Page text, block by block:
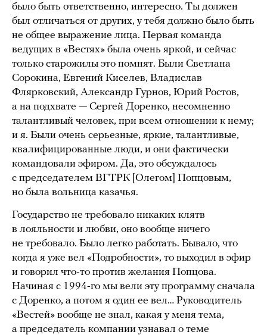
было быть ответственно, интересно. Ты должен
был отличаться от других, у тебя должно было быть
не общее выражение лица. Первая команда
ведущих в «Вестях» была очень яркой, и сейчас
только старожилы это помнят. Были Светлана
Сорокина, Евгений Киселев, Владислав
Флярковский, Александр Гурнов, Юрий Ростов,
а на подхвате — Сергей Доренко, несомненно
талантливый человек, при всем отношении к нему;
и я. Были очень серьезные, яркие, талантливые,
квалифицированные люди, и они фактически
командовали эфиром. Да, это обсуждалось
с председателем ВГТРК [Олегом] Попцовым,
но была вольница казачья.
Государство не требовало никаких клятв
в лояльности и любви, оно вообще ничего
не требовало. Было легко работать. Бывало, что
когда я уже вел «Подробности», то выходил в эфир
и говорил что-то против желания Попцова.
Начиная с 1994-го мы вели эту программу сначала
с Доренко, а потом я один ее вел… Руководитель
«Вестей» вообще не знал, какая у меня тема,
а председатель компании узнавал о теме